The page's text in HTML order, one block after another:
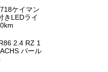
ケイマン
きLEDライ
2.4 RZ 1
パール